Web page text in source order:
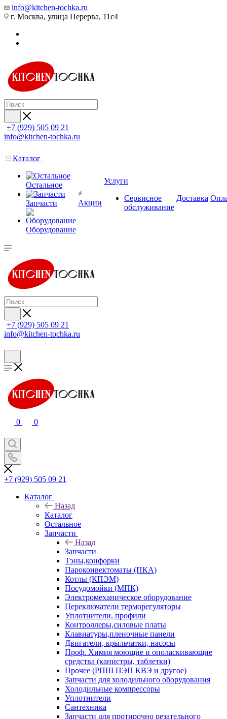
info@kitchen-tochka.ru
г. Москва, улица Перерва, 11с4
+7 (929) 505 09 21
info@kitchen-tochka.ru
Каталог
Остальное
Запчасти
Оборудование
Акции
Услуги
Сервисное
обслуживание
Доставка
+7 (929) 505 09 21
info@kitchen-tochka.ru
0 0
+7 (929) 505 09 21
Каталог
Назад
Каталог
Остальное
Запчасти
Назад
Запчасти
Тэны,конфорки
Пароконвектоматы (ПКА)
Котлы (КПЭМ)
Посудомойки (МПК)
Электромеханическое оборудование
Переключатели терморегуляторы
Уплотнители, профили
Контроллеры,силовые платы
Клавиатуры,пленочные панели
Двигатели, крыльчатки, насосы
Проф. Химия моющие и ополаскивающие
средства (канистры, таблетки)
Прочее (РПШ ПЭП КВЭ и другое)
Запчасти для холодильного оборудования
Холодильные компрессоры
Уплотнители
Сантехника
Запчасти для протирочно резательного